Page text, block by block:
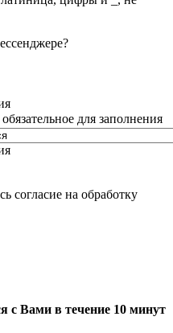
для заполнения
согласие на обработку
с Вами в течение 10 минут